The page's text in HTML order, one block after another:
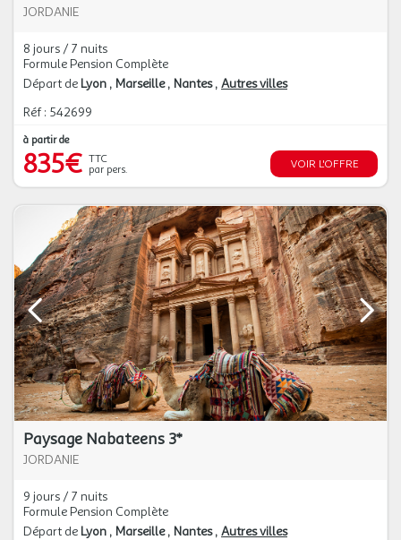
JORDANIE
8 jours / 7 nuits
Formule Pension Complète
Départ de Lyon Marseille Nantes Autres villes
Réf : 542699
à partir de
835€ TTC
par pers.
VOIR L'OFFRE
Paysage Nabateens 3*
JORDANIE
9 jours / 7 nuits
Formule Pension Complète
Départ de Lyon Marseille Nantes Autres villes